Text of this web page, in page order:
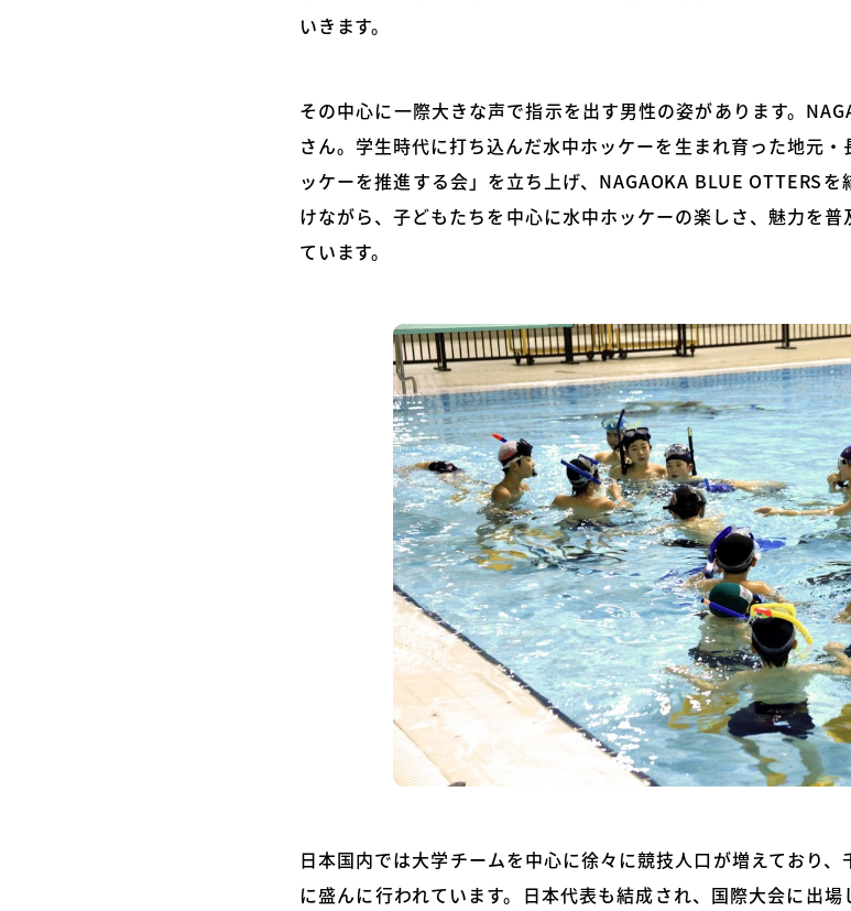
いきます。
その中心に一際大きな声で指示を出す男性の姿があります。
さん。学生時代に打ち込んだ水中ホッケーを生まれ育った地元
ッケーを推進する会」を立ち上げ、NAGAOKA BLUE OTTERS
けながら、子どもたちを中心に水中ホッケーの楽しさ、魅力を
ています。
日本国内では大学チームを中心に徐々に競技人口が増えており
に盛んに行われています。日本代表も結成され、国際大会に出